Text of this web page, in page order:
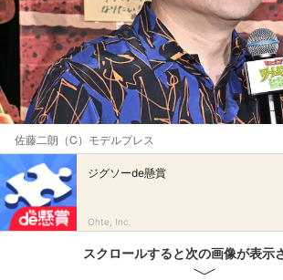
佐藤二朗（C）モデルプレス
ジグソーde懸賞
Ohte, Inc.
スクロールすると次の画像が表示